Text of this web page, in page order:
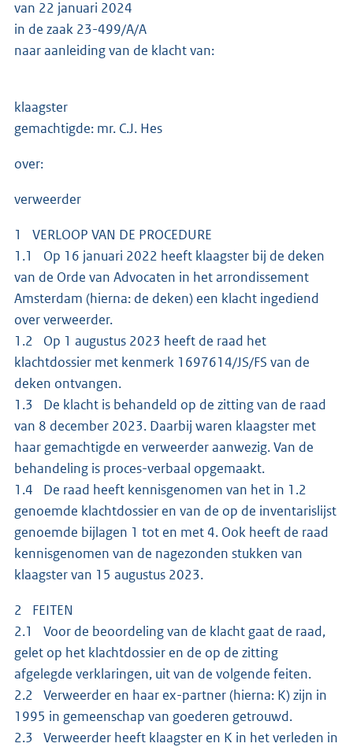
van 22 januari 2024
in de zaak 23-499/A/A
naar aanleiding van de klacht van:
klaagster
gemachtigde: mr. C.J. Hes
over:
verweerder
1 VERLOOP VAN DE PROCEDURE
1.1 Op 16 januari 2022 heeft klaagster bij de deken
van de Orde van Advocaten in het arrondissement
Amsterdam (hierna: de deken) een klacht ingediend
over verweerder.
1.2 Op 1 augustus 2023 heeft de raad het
klachtdossier met kenmerk 1697614/JS/FS van de
deken ontvangen.
1.3 De klacht is behandeld op de zitting van de raad
van 8 december 2023. Daarbij waren klaagster met
haar gemachtigde en verweerder aanwezig. Van de
behandeling is proces-verbaal opgemaakt.
1.4 De raad heeft kennisgenomen van het in 1.2
genoemde klachtdossier en van de op de inventarislijst
genoemde bijlagen 1 tot en met 4. Ook heeft de raad
kennisgenomen van de nagezonden stukken van
klaagster van 15 augustus 2023.
2 FEITEN
2.1 Voor de beoordeling van de klacht gaat de raad,
gelet op het klachtdossier en de op de zitting
afgelegde verklaringen, uit van de volgende feiten.
2.2 Verweerder en haar ex-partner (hierna: K) zijn in
1995 in gemeenschap van goederen getrouwd.
2.3 Verweerder heeft klaagster en K in het verleden in